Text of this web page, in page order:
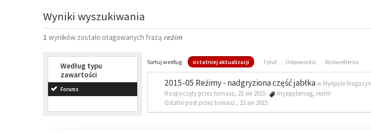
Wyniki wyszukiwania
1 wyników zostało otagowanych frazą reżim
Według typu
zawartości
Forums
Sortuj według ostatniej aktualizacji Tytuł Odpowiedzi Wyświetlenia
2015-05 Reżimy - nadgryziona część jabłkaw MyApple Magazyn
Rozpoczęty przez tomasz, 21 sie 2015
myapplemag, reżim
Ostatni post przez tomasz , 21 sie 2015